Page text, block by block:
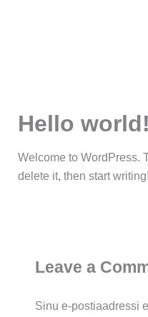
Hello world!
Welcome to WordPress.
delete it, then start writing!
Leave a
Sinu e-postiaadressi